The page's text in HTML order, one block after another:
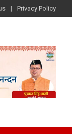
Privacy Policy